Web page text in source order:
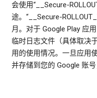
会使用“__Secure-
途。“__Secure-
月。对于 Google Play 应
临时日志文件（具体取决
用的使用情况。一旦应用
并存储到您的 Google 账